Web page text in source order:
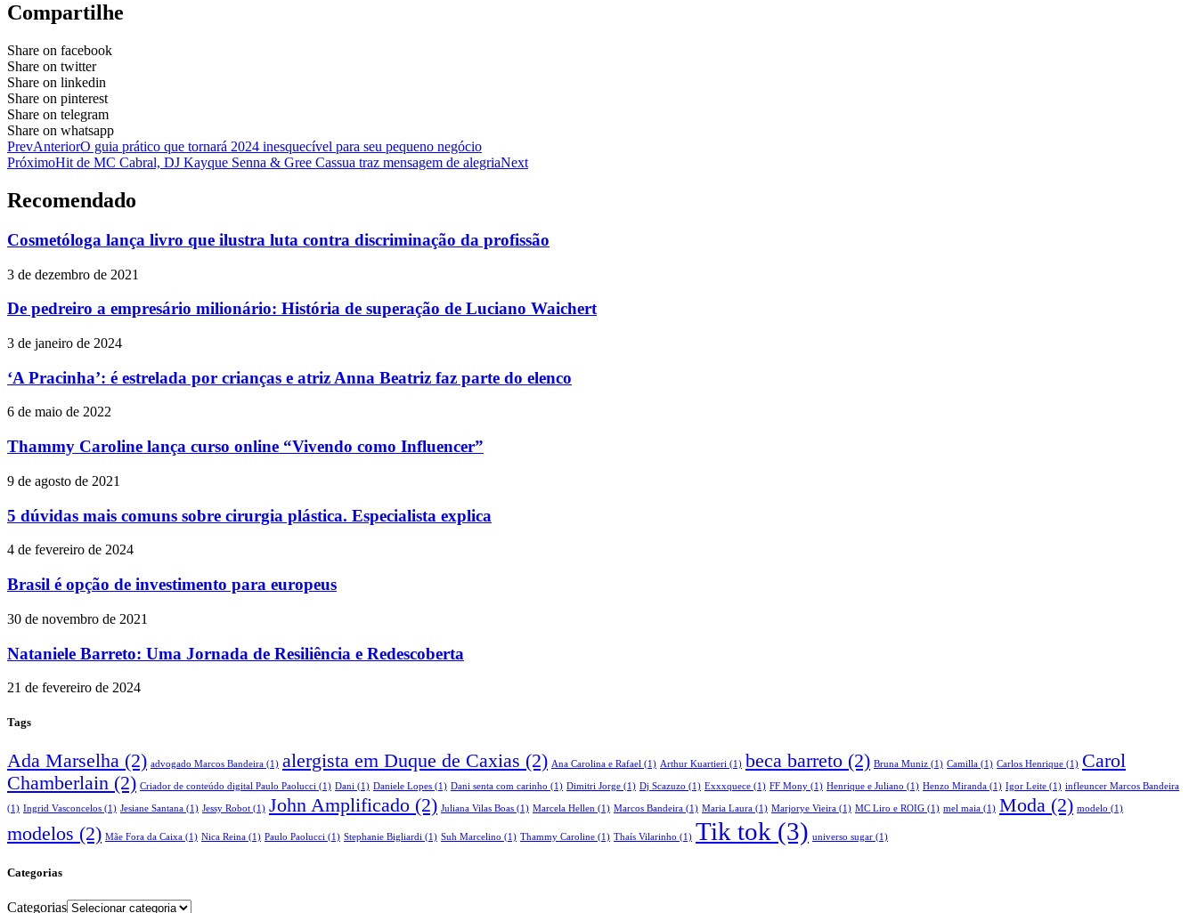
Compartilhe
Share on facebook
Share on twitter
Share on linkedin
Share on pinterest
Share on telegram
Share on whatsapp
PrevAnteriorO guia prático que tornará 2024 inesquecível para seu pequeno negócio
PróximoHit de MC Cabral, DJ Kayque Senna & Gree Cassua traz mensagem de alegriaNext
Recomendado
Cosmetóloga lança livro que ilustra luta contra discriminação da profissão
3 de dezembro de 2021
De pedreiro a empresário milionário: História de superação de Luciano Waichert
3 de janeiro de 2024
‘A Pracinha’: é estrelada por crianças e atriz Anna Beatriz faz parte do elenco
6 de maio de 2022
Thammy Caroline lança curso online “Vivendo como Influencer”
9 de agosto de 2021
5 dúvidas mais comuns sobre cirurgia plástica. Especialista explica
4 de fevereiro de 2024
Brasil é opção de investimento para europeus
30 de novembro de 2021
Nataniele Barreto: Uma Jornada de Resiliência e Redescoberta
21 de fevereiro de 2024
Tags
Ada Marselha (2) advogado Marcos Bandeira (1) alergista em Duque de Caxias (2) Ana Carolina e Rafael (1) Arthur Kuartieri (1) beca barreto (2) Bruna Muniz (1) Camilla (1) Carlos Henrique (1) Carol
Chamberlain (2) Criador de conteúdo digital Paulo Paolucci (1) Dani (1) Daniele Lopes (1) Dani senta com carinho (1) Dimitri Jorge (1) Dj Scazuzo (1) Exxxquece (1) FF Mony (1) Henrique e Juliano (1) Henzo Miranda (1) Igor Leite (1) infleuncer Marcos Bandeira
(1) Ingrid Vasconcelos (1) Jesiane Santana (1) Jessy Robot (1) John Amplificado (2) Juliana Vilas Boas (1) Marcela Hellen (1) Marcos Bandeira (1) Maria Laura (1) Marjorye Vieira (1) MC Liro e ROIG (1) mel maia (1) Moda (2) modelo (1)
modelos (2) Mãe Fora da Caixa (1) Nica Reina (1) Paulo Paolucci (1) Stephanie Bigliardi (1) Suh Marcelino (1) Thammy Caroline (1) Thaís Vilarinho (1) Tik tok (3) universo sugar (1)
Categorias
Categorias